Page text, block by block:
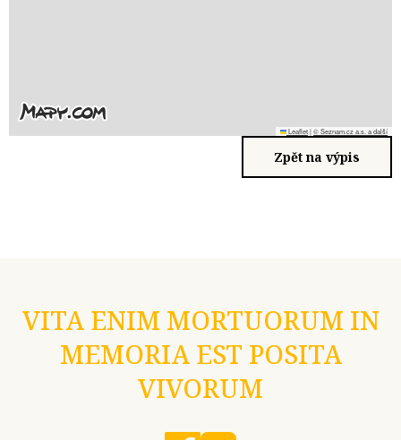
Leaflet|© Seznam.cz a.s. a další
Zpět na výpis
VITA ENIM MORTUORUM IN
MEMORIA EST POSITA
VIVORUM